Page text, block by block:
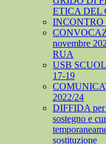
ETICA DEL
INCONTRO
novembre
RUA
USB
17-19
2022/24
DIFFIDA per
sostegno e
sostituzione